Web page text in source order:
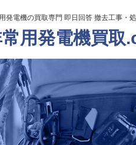
発電機の買取専門 即日回答 撤去工事・
用発電機買取